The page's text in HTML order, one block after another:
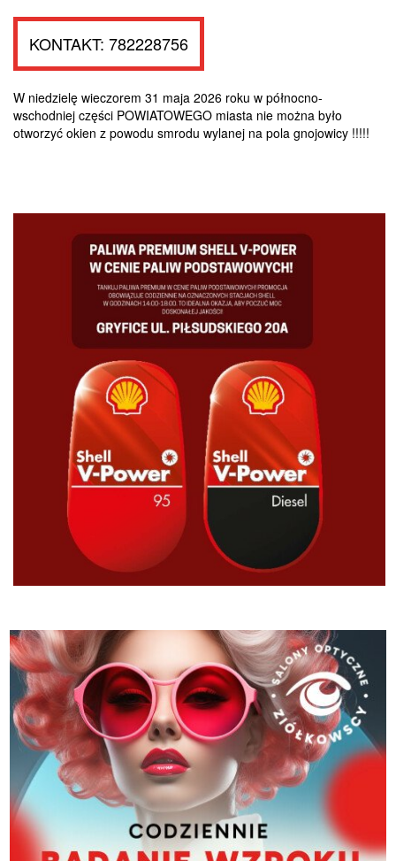
KONTAKT: 782228756
W niedzielę wieczorem 31 maja 2026 roku w północno-
wschodniej części POWIATOWEGO miasta nie można było
otworzyć okien z powodu smrodu wylanej na pola gnojowicy !!!!!